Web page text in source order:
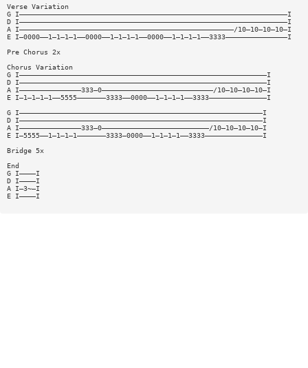
Verse Variation
G I—————————————————————————————————————————————————————————————————I
D I—————————————————————————————————————————————————————————————————I
A I————————————————————————————————————————————————————/10—10—10—10—I
E I—0000——1—1—1—1——0000——1—1—1—1——0000——1—1—1—1——3333———————————————I
Pre Chorus 2x
Chorus Variation
G I————————————————————————————————————————————————————————————I
D I————————————————————————————————————————————————————————————I
A I———————————————333—0———————————————————————————/10—10—10—10—I
E I—1—1—1—1——5555———————3333——0000——1—1—1—1——3333——————————————I
G I———————————————————————————————————————————————————————————I
D I———————————————————————————————————————————————————————————I
A I———————————————333—0——————————————————————————/10—10—10—10—I
E I—5555——1—1—1—1———————3333—0000——1—1—1—1——3333——————————————I
Bridge 5x
End
G I————I
D I————I
A I—3~—I
E I————I